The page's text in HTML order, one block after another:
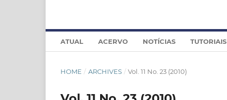
ATUAL ACERVO NOTÍCIAS TUTORIAIS
HOME / ARCHIVES / Vol. 11 No. 23 (2010)